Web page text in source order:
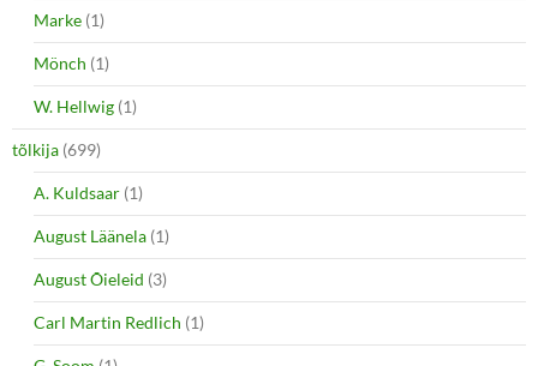
Marke (1)
Mönch (1)
W. Hellwig (1)
tõlkija (699)
A. Kuldsaar (1)
August Läänela (1)
August Õieleid (3)
Carl Martin Redlich (1)